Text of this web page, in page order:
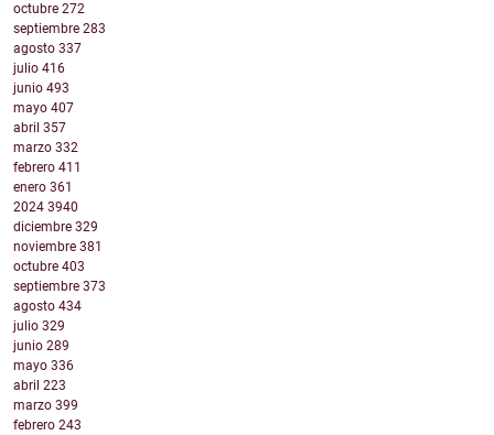
octubre 272
septiembre 283
agosto 337
julio 416
junio 493
mayo 407
abril 357
marzo 332
febrero 411
enero 361
2024 3940
diciembre 329
noviembre 381
octubre 403
septiembre 373
agosto 434
julio 329
junio 289
mayo 336
abril 223
marzo 399
febrero 243